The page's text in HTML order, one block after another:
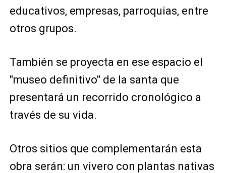
educativos, empresas, parroquias, entre
otros grupos.
También se proyecta en ese espacio el
"museo definitivo" de la santa que
presentará un recorrido cronológico a
través de su vida.
Otros sitios que complementarán esta
obra serán: un vivero con plantas nativas